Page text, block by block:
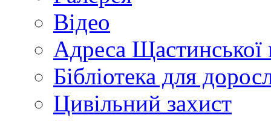
Відео
Адреса Щастинської
Бібліотека для
Цивільний захист